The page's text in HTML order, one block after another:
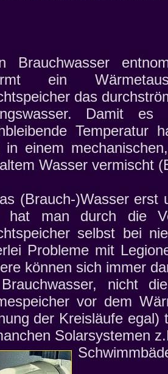
Brauchwasser
ein
das
Damit es
Temperatur
in einem
Wasser vermischt
(Brauch-)Wasser erst
hat man durch die
selbst bei
Probleme mit
können sich immer
nicht
vor dem
der Kreisläufe
Solarsystemen